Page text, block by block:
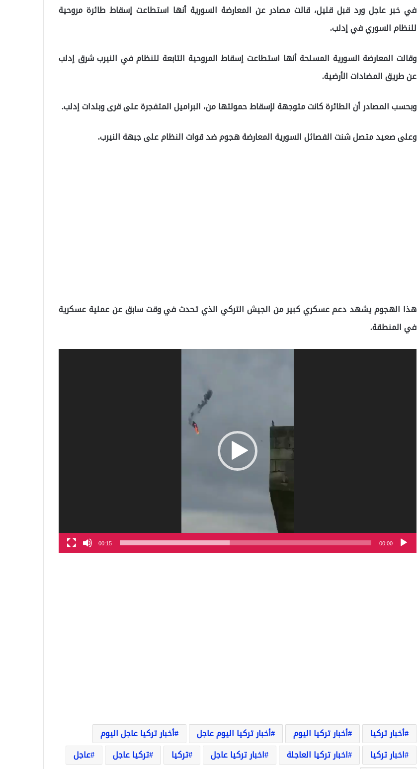
في خبر عاجل ورد قبل قليل، قالت مصادر عن المعارضة السورية أنها استطاعت إسقاط طائرة مروحية
للنظام السوري في إدلب.
وقالت المعارضة السورية المسلحة أنها استطاعت إسقاط المروحية التابعة للنظام في النيرب شرق إدلب
عن طريق المضادات الأرضية.
وبحسب المصادر أن الطائرة كانت متوجهة لإسقاط حمولتها من، البراميل المتفجرة على قرى وبلدات إدلب.
وعلى صعيد متصل شنت الفصائل السورية المعارضة هجوم ضد قوات النظام على جبهة النيرب.
هذا الهجوم يشهد دعم عسكري كبير من الجيش التركي الذي تحدث في وقت سابق عن عملية عسكرية
في المنطقة.
00:00
00:15
أخبار تركيا أخبار تركيا اليوم أخبار تركيا اليوم عاجل
أخبار تركيا عاجل اليوم
اخبار تركيا
اخبار تركيا العاجلة اخبار تركيا عاجل تركيا تركيا عاجل
عاجل